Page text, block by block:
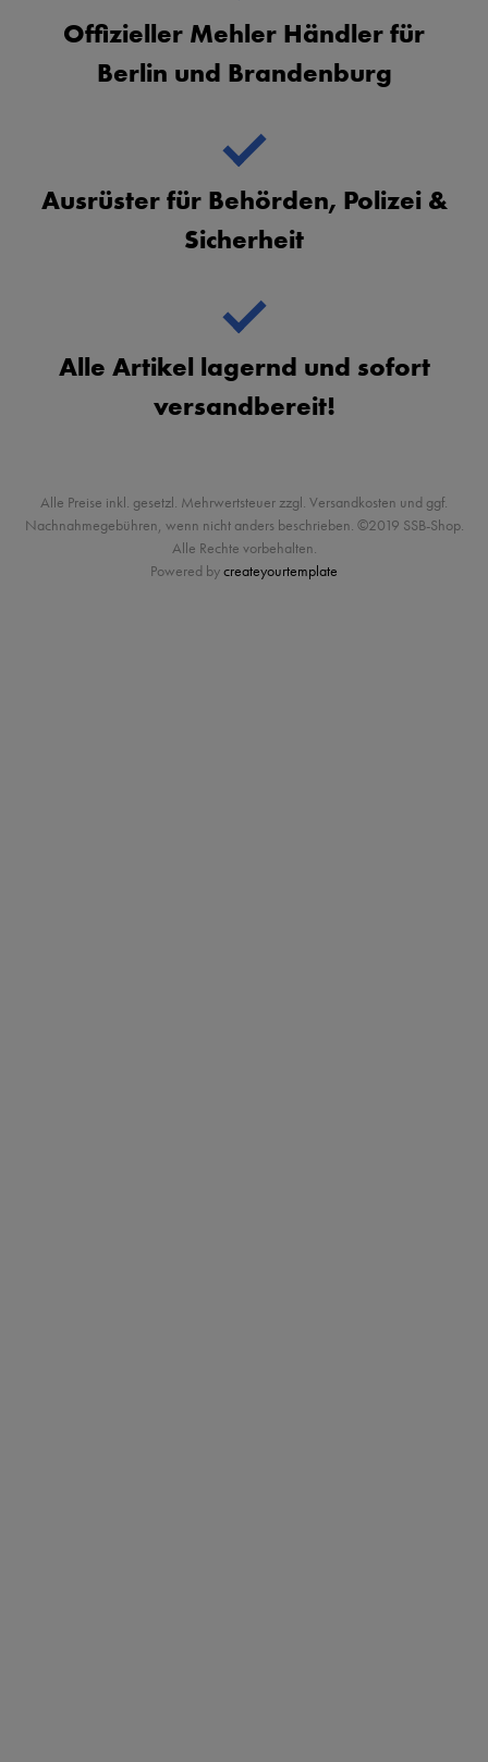
Offizieller Mehler Händler für
Berlin und Brandenburg
Ausrüster für Behörden, Polizei &
Sicherheit
Alle Artikel lagernd und sofort
versandbereit!
Alle Preise inkl. gesetzl. Mehrwertsteuer zzgl. Versandkosten und ggf.
Nachnahmegebühren, wenn nicht anders beschrieben. ©2019 SSB-Shop.
Alle Rechte vorbehalten.
Powered bycreateyourtemplate